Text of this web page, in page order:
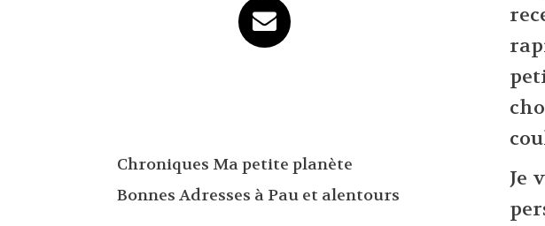
Chroniques Ma petite planète
Bonnes Adresses à Pau et alentours
Je